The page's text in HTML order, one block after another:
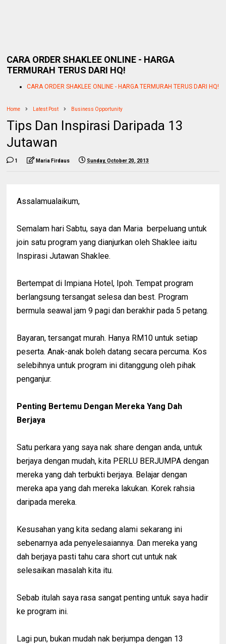
CARA ORDER SHAKLEE ONLINE - HARGA
TERMURAH TERUS DARI HQ!
CARA ORDER SHAKLEE ONLINE - HARGA TERMURAH TERUS DARI HQ!
Home Latest Post Business Opportunity
Tips Dan Inspirasi Daripada 13
Jutawan
1 Maria Firdaus Sunday, October 20, 2013
Assalamualaikum,
Semalam hari Sabtu, saya dan Maria berpeluang untuk
join satu program yang dianjurkan oleh Shaklee iaitu
Inspirasi Jutawan Shaklee.
Bertempat di Impiana Hotel, Ipoh. Tempat program
berlangsung tersangat selesa dan best. Program
bermula seawal jam 9 pagi dan berakhir pada 5 petang.
Bayaran, tersangat murah. Hanya RM10 untuk setiap
peserta. Anak-anak boleh datang secara percuma. Kos
selebihnya untuk program ini ditanggung oleh pihak
penganjur.
Penting Bertemu Dengan Mereka Yang Dah
Berjaya
Satu perkara yang saya nak share dengan anda, untuk
berjaya dengan mudah, kita PERLU BERJUMPA dengan
mereka yang dah terbukti berjaya. Belajar dengan
mereka apa yang dah mereka lakukan. Korek rahsia
daripada mereka.
Kesusahan yang kita sedang alami sekarang ini
sebenarnya ada penyelesaiannya. Dan mereka yang
dah berjaya pasti tahu cara short cut untuk nak
selesaikan masalah kita itu.
Sebab itulah saya rasa sangat penting untuk saya hadir
ke program ini.
Lagi pun, bukan mudah nak berjumpa dengan 13